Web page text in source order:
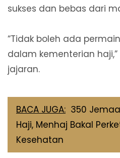
sukses dan bebas dari
“Tidak boleh ada
dalam kementerian
jajaran.
BACA JUGA: 350
Haji, Menhaj Bakal
Kesehatan